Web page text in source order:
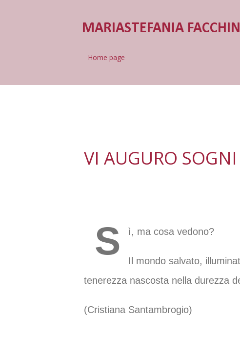
MARIASTEFANIA
Home page
VI AUGURO
S ì, ma cosa vedono?
Il mondo salvato,
tenerezza nascosta nella durezza
(Cristiana Santambrogio)